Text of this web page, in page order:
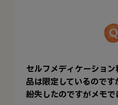
セルフメディケーショ
品は限定しているので
紛失したのですがメモで